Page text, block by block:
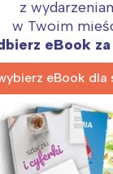
z
w Twoim
eBook
eBook dla
mnie
tego